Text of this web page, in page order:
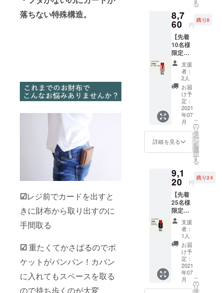
落ちない特殊構造。
☑レジ前でカードを出すと
きに財布から取り出すのに
手間取る
☑重たくてかさばるのでポ
ケットがパンパン！カバン
に入れてもスペースを取る
ので持ち歩くのが大変
Wallet
1個
カ
ラー：
シル
バー ※
本体税
込、送
料込み
※ご注文
状況、
使用部
材の供
給状
況、製
造工程
上の都
が遅れ
る場合
があり
ます。
※皆様の
応援購
入によ
り量産
効率が
向上し
た場
合、正
規販売
価格が
販売予
る
8,7
60 円
残り8
【先着
10名様
限定】
超早割
Vext
Slim
Wallet
［一般
販売予
定価
格
12,000
円］ ＜
リター
ン内容
＞ Vext
Wallet
1個
カ
ラー：
ローズ
ゴール
ド ※本
体税
込、送
料込み
※ご注文
状況、
使用部
材の供
給状
況、製
支援
者：
2人
お届
け予
定：
2021
年07
月
詳細を見る
こ
の
リ
タ
ー
ン
を
選
択
す
る
9,1
20 円
残り24
【先着
25名様
限定】
早割
Vext
Slim
Wallet
［一般
販売予
定価
格
12,000
円］ ＜
支援
者：
1人
お届
け予
定：
2021
年07
月
こ
の
リ
タ